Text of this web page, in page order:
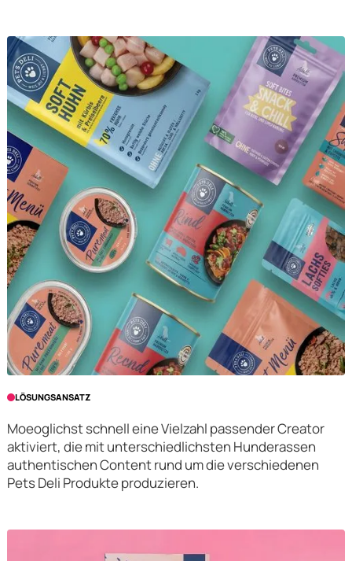
LÖSUNGSANSATZ
Moeoglichst schnell eine Vielzahl passender Creator
aktiviert, die mit unterschiedlichsten Hunderassen
authentischen Content rund um die verschiedenen
Pets Deli Produkte produzieren.